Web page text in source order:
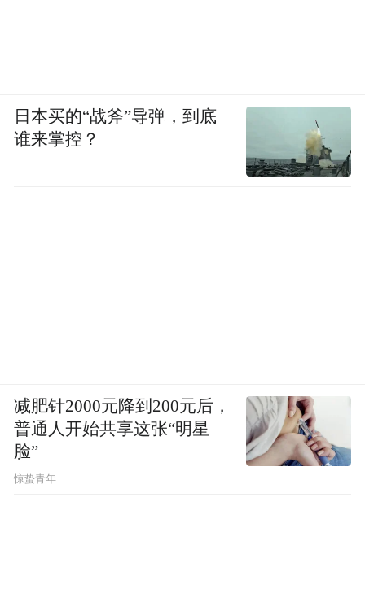
日本买的“战斧”导弹，到底
谁来掌控？
减肥针2000元降到200元后，
普通人开始共享这张“明星
脸”
惊蛰青年